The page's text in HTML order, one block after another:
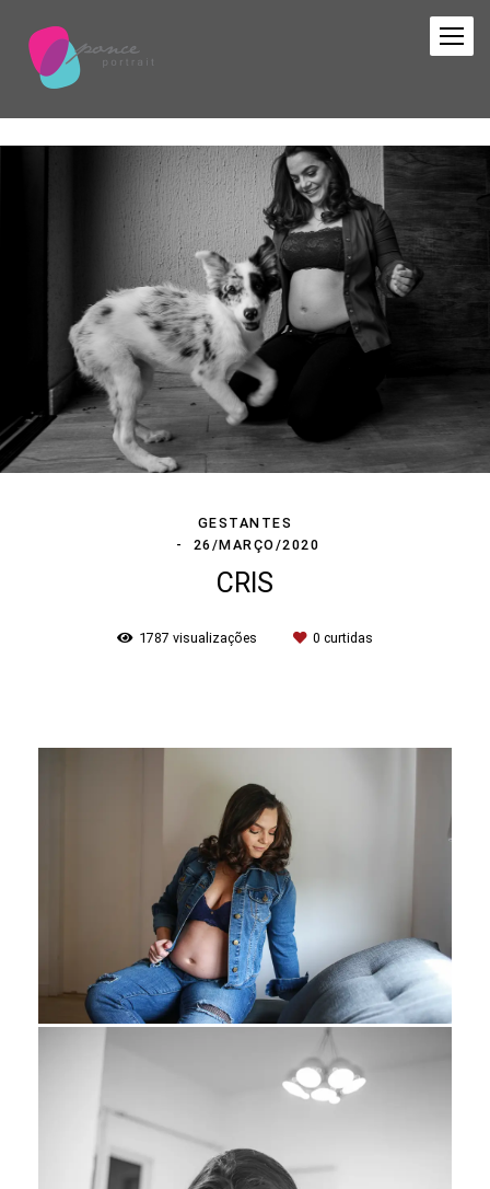
GESTANTES
26/MARÇO/2020
CRIS
1787 visualizações 0 curtidas